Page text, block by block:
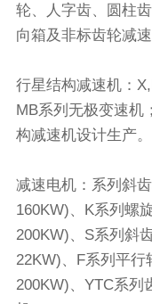
轮、人字齿、圆柱
向箱及非标齿轮减速
行星结构减速机：
MB系列无极变速机
构减速机设计生产。
减速电机：系列斜
160KW)、K系列螺
200KW)、S系列斜
22KW)、F系列平
200KW)、YTC系列